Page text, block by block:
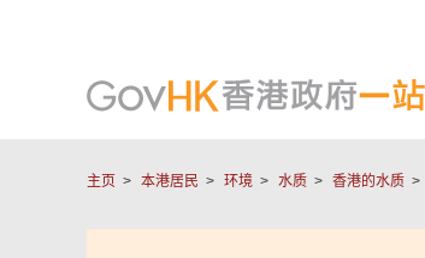
主页 本港居民 环境 水质 香港的水质